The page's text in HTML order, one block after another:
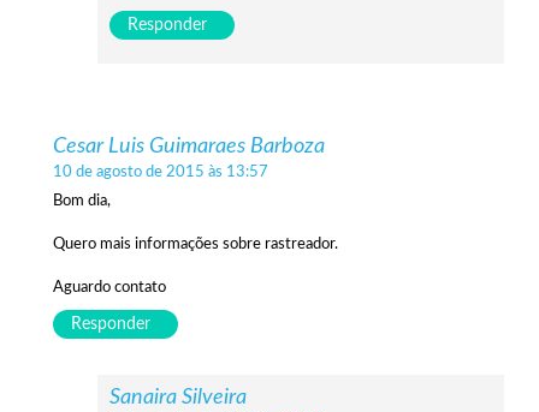
Responder
Cesar Luis Guimaraes Barboza
10 de agosto de 2015 às 13:57
Bom dia,
Quero mais informações sobre rastreador.
Aguardo contato
Responder
Sanaira Silveira